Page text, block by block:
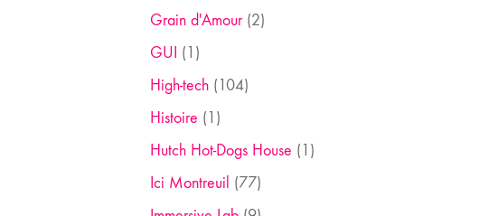
Grain d'Amour(2)
GUI (1)
High-tech(104)
Histoire (1)
Hutch Hot-Dogs House (1)
Ici Montreuil (77)